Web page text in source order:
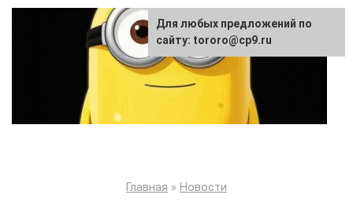
Перейти
Главная » Новости
Для любых предложений по
сайту: tororo@cp9.ru